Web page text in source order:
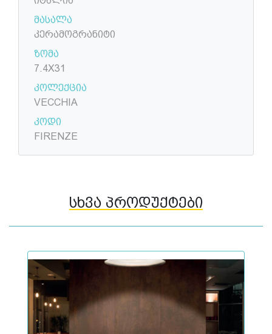
მასალა
კერამოგრანიტი
ზომა
7.4X31
კოლექცია
VECCHIA
კოდი
FIRENZE
სხვა პროდუქტები